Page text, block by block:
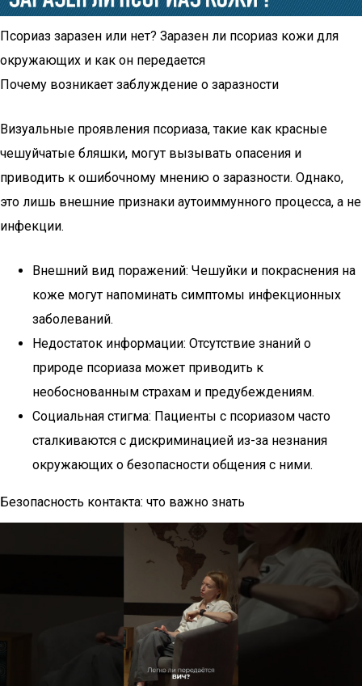
Псориаз заразен или нет? Заразен ли псориаз кожи для
окружающих и как он передается
Почему возникает заблуждение о заразности
Визуальные проявления псориаза, такие как красные
чешуйчатые бляшки, могут вызывать опасения и
приводить к ошибочному мнению о заразности. Однако,
это лишь внешние признаки аутоиммунного процесса, а не
инфекции.
Внешний вид поражений: Чешуйки и покраснения на
коже могут напоминать симптомы инфекционных
заболеваний.
Недостаток информации: Отсутствие знаний о
природе псориаза может приводить к
необоснованным страхам и предубеждениям.
Социальная стигма: Пациенты с псориазом часто
сталкиваются с дискриминацией из-за незнания
окружающих о безопасности общения с ними.
Безопасность контакта: что важно знать